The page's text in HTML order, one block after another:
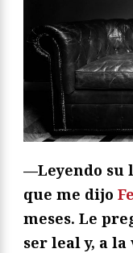
—Leyendo su
que me dijo
meses. Le
ser leal y, a